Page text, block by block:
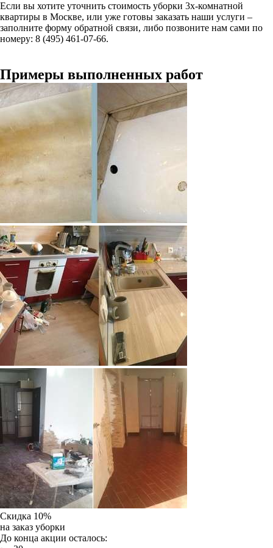
Если вы хотите уточнить стоимость уборки 3х-комнатной
квартиры в Москве, или уже готовы заказать наши услуги –
заполните форму обратной связи, либо позвоните нам сами по
номеру: 8 (495) 461-07-66.
Примеры выполненных работ
Скидка 10%
на заказ уборки
До конца акции осталось: